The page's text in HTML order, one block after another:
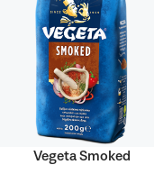
Vegeta Smoked